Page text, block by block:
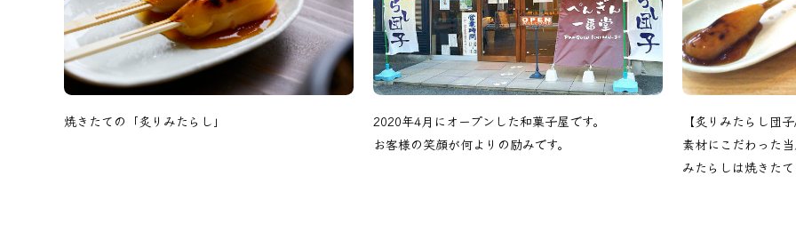
焼きたての「炙りみたらし」
2020年4月にオープンした和菓子屋です。
お客様の笑顔が何よりの励みです。
【炙りみたらし団
素材にこだわった
みたらしは焼きた